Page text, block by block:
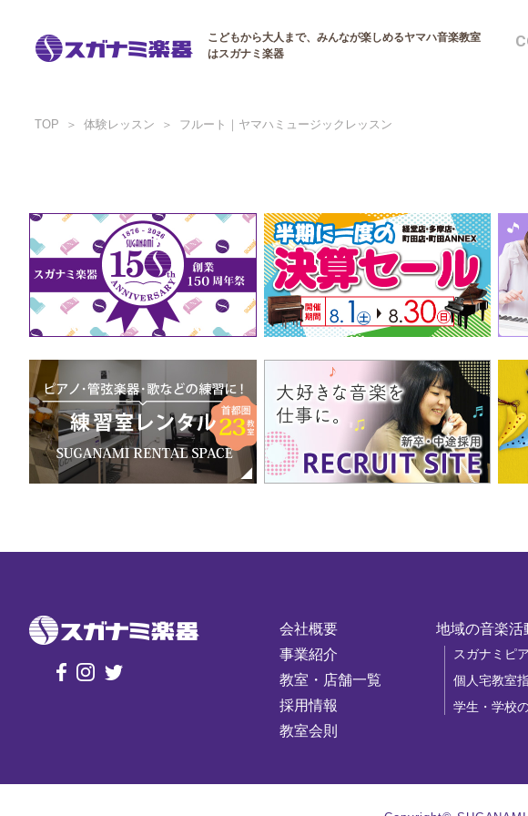
こどもから大人まで、みんなが楽しめるヤマハ音楽教室
はスガナミ楽器
TOP 体験レッスン フルート｜ヤマハミュージックレッスン
会社概要
事業紹介
教室・店舗一覧
採用情報
教室会則
地域の音楽活
スガナミピ
個人宅教室
学生・学校